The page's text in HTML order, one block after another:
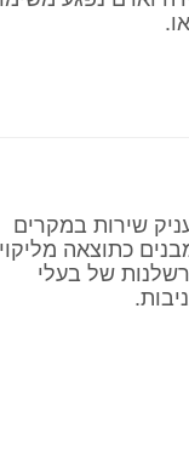
שירות במקרים
כתוצאה
של בעלי